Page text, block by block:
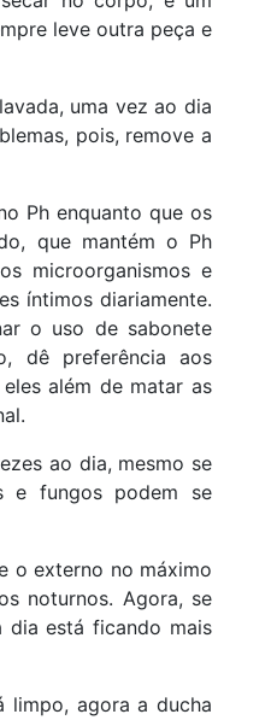
leve outra peça e
uma vez ao dia
pois, remove a
Ph enquanto que os
que mantém o Ph
microorganismos e
íntimos diariamente.
o uso de sabonete
dê preferência aos
além de matar as
ao dia, mesmo se
e fungos podem se
o externo no máximo
noturnos. Agora, se
dia está ficando mais
limpo, agora a ducha